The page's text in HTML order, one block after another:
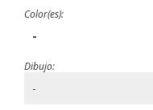
Color(es):
-
Dibujo:
-